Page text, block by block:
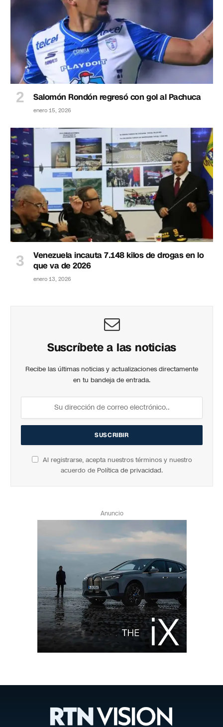
Salomón Rondón regresó con gol al Pachuca
enero 15, 2026
Venezuela incauta 7.148 kilos de drogas en lo
que va de 2026
enero 13, 2026
Suscríbete a las noticias
Recibe las últimas noticias y actualizaciones directamente
en tu bandeja de entrada.
Al registrarse, acepta nuestros términos y nuestro
acuerdo de Política de privacidad.
Anuncio